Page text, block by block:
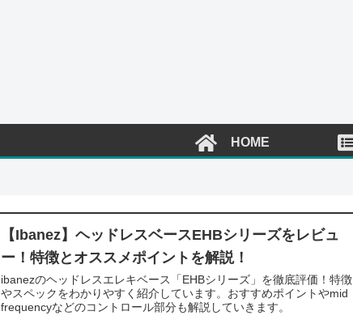
HOME
【Ibanez】ヘッドレスベースEHBシリーズをレビュ
ー！特徴とオススメポイントを解説！
ibanezのヘッドレスエレキベース「EHBシリーズ」を徹底評価！特徴
やスペックをわかりやすく紹介しています。おすすめポイントやmid
frequencyなどのコントロール部分も解説していきます。